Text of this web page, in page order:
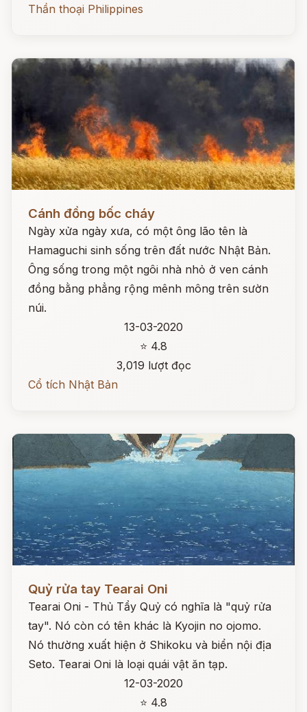
Thần thoại Philippines
Cánh đồng bốc cháy
Ngày xửa ngày xưa, có một ông lão tên là
Hamaguchi sinh sống trên đất nước Nhật Bản.
Ông sống trong một ngôi nhà nhỏ ở ven cánh
đồng bằng phẳng rộng mênh mông trên sườn
núi.
13-03-2020
⭐ 4.8
3,019 lượt đọc
Cổ tích Nhật Bản
Quỷ rửa tay Tearai Oni
Tearai Oni - Thủ Tẩy Quỷ có nghĩa là "quỷ rửa
tay". Nó còn có tên khác là Kyojin no ojomo.
Nó thường xuất hiện ở Shikoku và biển nội địa
Seto. Tearai Oni là loại quái vật ăn tạp.
12-03-2020
⭐ 4.8